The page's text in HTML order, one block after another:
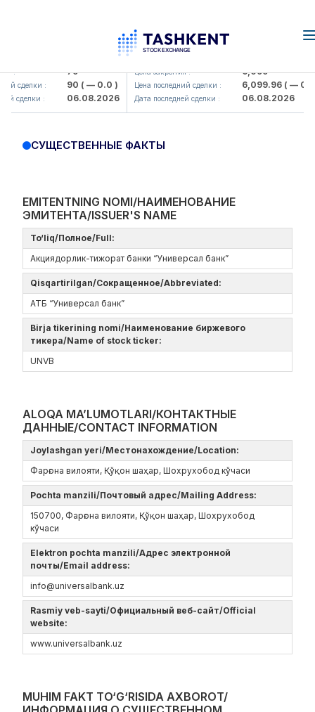
: 79
сделки : 90( — 0.0 )
сделки : 06.08.2026
UZMK (<O'zmetkombinat> AJ)
Цена закрытия : 6,099
Цена последний сделки : 6,099.96( — 0.0 )
Дата последней сделки : 06.08.2026
СУЩЕСТВЕННЫЕ ФАКТЫ
EMITENTNING NOMI/НАИМЕНОВАНИЕ
ЭМИТЕНТА/ISSUER'S NAME
To‘liq/Полное/Full:
Акциядорлик-тижорат банки “Универсал банк”
Qisqartirilgan/Сокращенное/Abbreviated:
АТБ “Универсал банк”
Birja tikerining nomi/Наименование биржевого
тикера/Name of stock ticker:
UNVB
ALOQA MA’LUMOTLARI/КОНТАКТНЫЕ
ДАННЫЕ/CONTACT INFORMATION
Joylashgan yeri/Местонахождение/Location:
Фарғона вилояти, Қўқон шаҳар, Шохрухобод кўчаси
Pochta manzili/Почтовый адрес/Mailing Address:
150700, Фарғона вилояти, Қўқон шаҳар, Шохрухобод
кўчаси
Elektron pochta manzili/Адрес электронной
почты/Email address:
info@universalbank.uz
Rasmiy veb-sayti/Официальный веб-сайт/Official
website:
www.universalbank.uz
MUHIM FAKT TO‘G‘RISIDA AXBOROT/